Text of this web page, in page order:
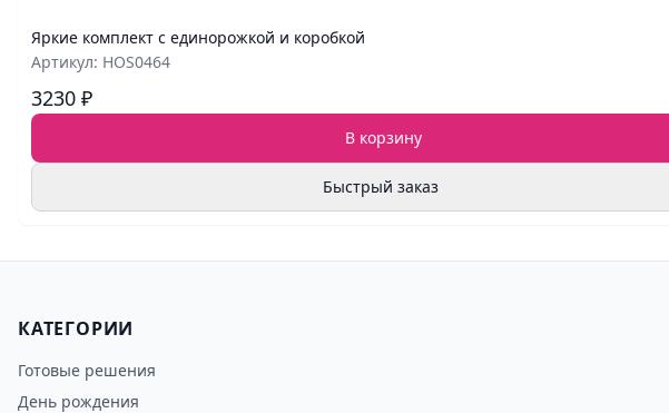
Яркие комплект с единорожкой и коробкой
Артикул: HOS0464
3230 ₽
В корзину
Быстрый заказ
КАТЕГОРИИ
Готовые решения
День рождения